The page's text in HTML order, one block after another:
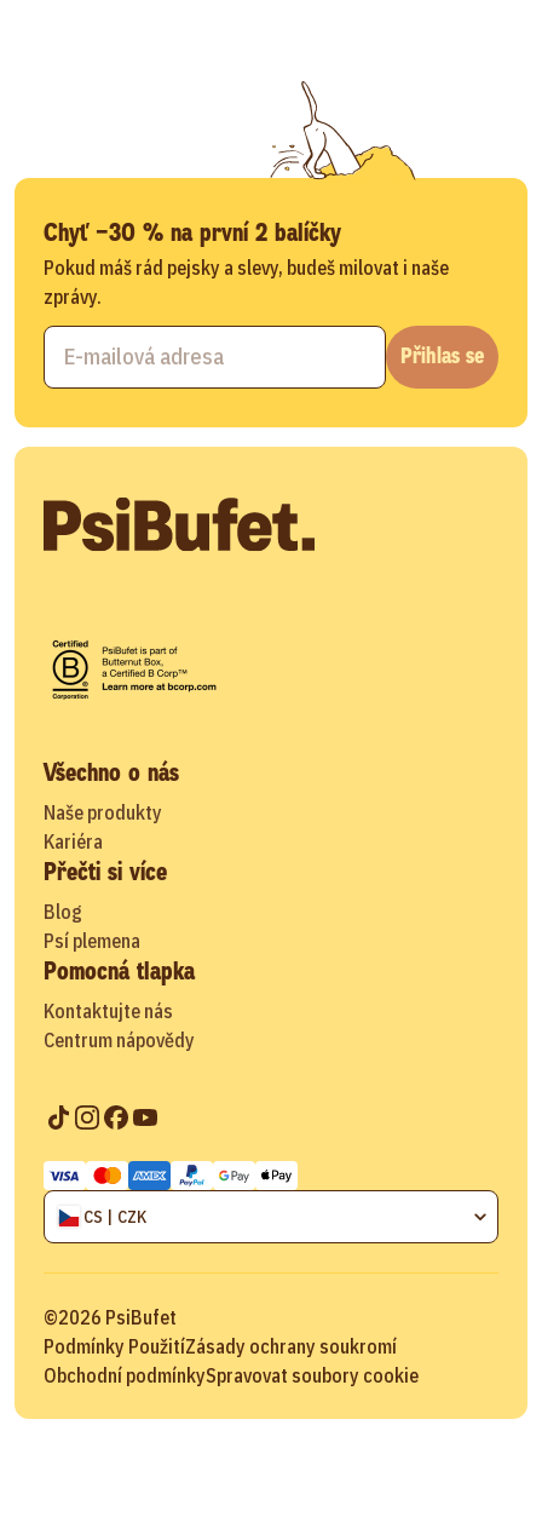
Chyť −30 % na první 2 balíčky
Pokud máš rád pejsky a slevy, budeš milovat i naše
zprávy.
Přihlas se
Všechno o nás
Naše produkty
Kariéra
Přečti si více
Blog
Psí plemena
Pomocná tlapka
Kontaktujte nás
Centrum nápovědy
CS | CZK
©2026 PsiBufet
Podmínky PoužitíZásady ochrany soukromí
Obchodní podmínkySpravovat soubory cookie